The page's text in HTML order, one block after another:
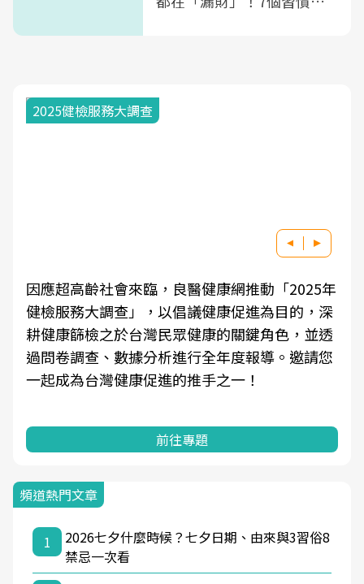
2025健檢服務大調查
因應超高齡社會來臨，良醫健康網推動「2025年
健檢服務大調查」，以倡議健康促進為目的，深
耕健康篩檢之於台灣民眾健康的關鍵角色，並透
過問卷調查、數據分析進行全年度報導。邀請您
一起成為台灣健康促進的推手之一！
前往專題
頻道熱門文章
1
2026七夕什麼時候？七夕日期、由來與3習俗8
禁忌一次看